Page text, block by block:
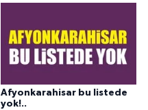
Afyonkarahisar bu listede
yok!..